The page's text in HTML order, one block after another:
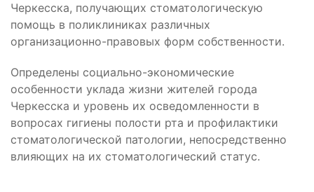
Черкесска, получающих стоматологическую
помощь в поликлиниках различных
организационно-правовых форм собственности.
Определены социально-экономические
особенности уклада жизни жителей города
Черкесска и уровень их осведомленности в
вопросах гигиены полости рта и профилактики
стоматологической патологии, непосредственно
влияющих на их стоматологический статус.